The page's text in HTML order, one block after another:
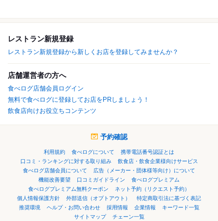
レストラン新規登録
レストラン新規登録から新しくお店を登録してみませんか？
店舗運営者の方へ
食べログ店舗会員ログイン
無料で食べログに登録してお店をPRしましょう！
飲食店向けお役立ちコンテンツ
予約確認
利用規約 食べログについて
携帯電話番号認証とは
口コミ・ランキングに対する取り組み
飲食店・飲食企業様向けサービス
食べログ店舗会員について
広告（メーカー・団体様等向け）について
機能改善要望
口コミガイドライン
食べログプレミアム
食べログプレミアム無料クーポン
ネット予約（リクエスト予約）
個人情報保護方針
外部送信（オプトアウト）
特定商取引法に基づく表記
推奨環境
ヘルプ・お問い合わせ 採用情報 企業情報
キーワード一覧
サイトマップ
チェーン一覧